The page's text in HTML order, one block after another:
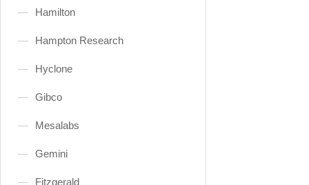
Hamilton
Hampton Research
Hyclone
Gibco
Mesalabs
Gemini
Fitzgerald